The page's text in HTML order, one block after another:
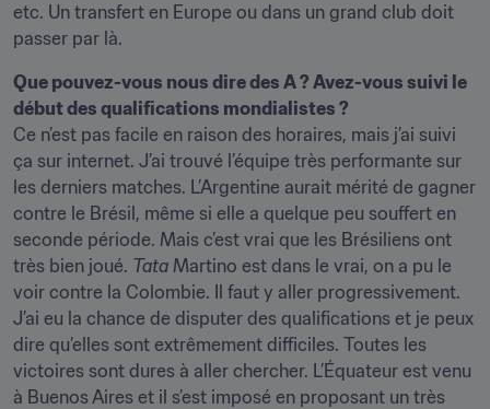
etc. Un transfert en Europe ou dans un grand club doit
passer par là.
Que pouvez-vous nous dire des A ? Avez-vous suivi le
début des qualifications mondialistes ?
Ce n’est pas facile en raison des horaires, mais j’ai suivi
ça sur internet. J’ai trouvé l’équipe très performante sur
les derniers matches. L’Argentine aurait mérité de gagner
contre le Brésil, même si elle a quelque peu souffert en
seconde période. Mais c’est vrai que les Brésiliens ont
très bien joué. Tata Martino est dans le vrai, on a pu le
voir contre la Colombie. Il faut y aller progressivement.
J’ai eu la chance de disputer des qualifications et je peux
dire qu’elles sont extrêmement difficiles. Toutes les
victoires sont dures à aller chercher. L’Équateur est venu
à Buenos Aires et il s’est imposé en proposant un très